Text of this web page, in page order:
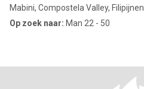
Mabini, Compostela Valley, Filipijnen
Op zoek naar: Man 22 - 50